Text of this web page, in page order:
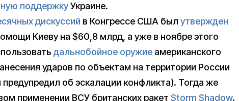
поддержкуУкраине.
дискуссий в Конгрессе США был утвержден
Киеву на $60,8 млрд, а уже в ноябре этого
дальнобойное оружие американского
ударов по объектам на территории России
предупредил об эскалации конфликта). Тогда же
применении ВСУ британских ракет Storm Shadow.